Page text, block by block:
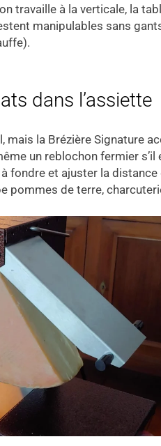
travaille à la verticale, la
manipulables sans
dans l’assiette
mais la Brézière Signature
un reblochon fermier
fondre et ajuster la
pommes de terre,